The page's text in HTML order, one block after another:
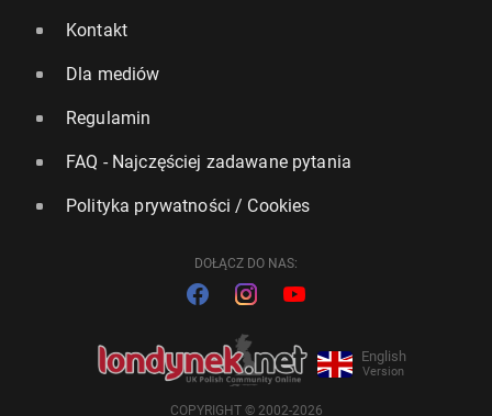
Kontakt
Dla mediów
Regulamin
FAQ - Najczęściej zadawane pytania
Polityka prywatności / Cookies
DOŁĄCZ DO NAS:
English
Version
COPYRIGHT © 2002-2026